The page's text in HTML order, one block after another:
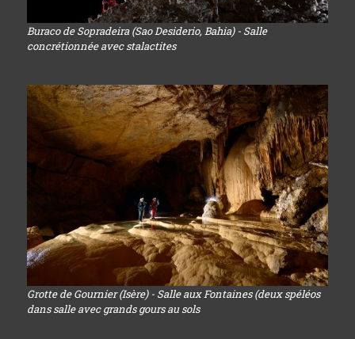
Buraco de Sopradeira (Sao Desiderio, Bahia) - Salle
concrétionnée avec stalactites
Grotte de Gournier (Isère) - Salle aux Fontaines (deux spéléos
dans salle avec grands gours au sols